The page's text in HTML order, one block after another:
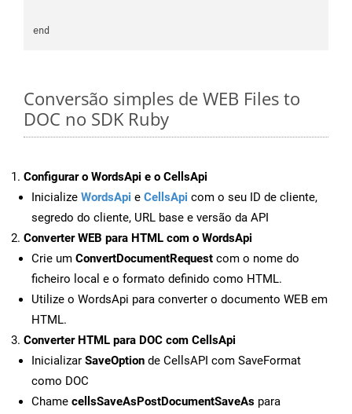
Conversão simples de WEB Files to
DOC no SDK Ruby
Configurar o WordsApi e o CellsApi
Inicialize WordsApi e CellsApi com o seu ID de cliente,
segredo do cliente, URL base e versão da API
Converter WEB para HTML com o WordsApi
Crie um ConvertDocumentRequest com o nome do
ficheiro local e o formato definido como HTML.
Utilize o WordsApi para converter o documento WEB em
HTML.
Converter HTML para DOC com CellsApi
Inicializar SaveOption de CellsAPI com SaveFormat
como DOC
Chame cellsSaveAsPostDocumentSaveAs para